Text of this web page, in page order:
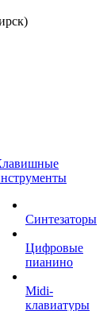
Синтезаторы
Цифровые
пианино
Midi-
клавиатуры